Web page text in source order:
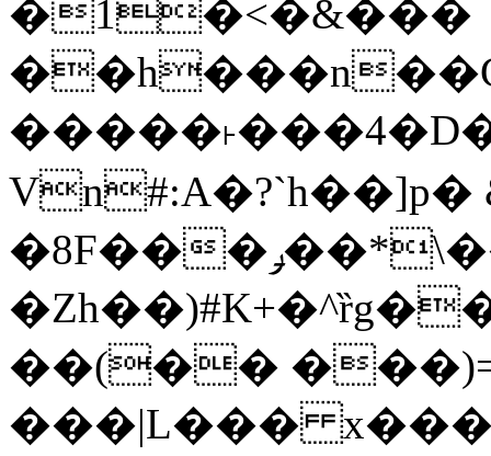
�1�<�&���
Vn#:A�?`h��]p�
�8F���ݛ��*\��U��S
��(��
���|L���